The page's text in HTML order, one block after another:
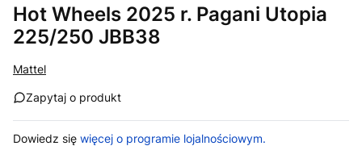
Hot Wheels 2025 r. Pagani Utopia
225/250 JBB38
Mattel
Zapytaj o produkt
Dowiedz się więcej o programie lojalnościowym.